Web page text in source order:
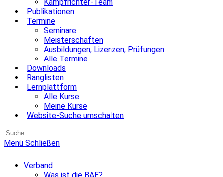
Kampfrichter-Team
Publikationen
Termine
Seminare
Meisterschaften
Ausbildungen, Lizenzen, Prüfungen
Alle Termine
Downloads
Ranglisten
Lernplattform
Alle Kurse
Meine Kurse
Website-Suche umschalten
Menü Schließen
Verband
Was ist die BAE?